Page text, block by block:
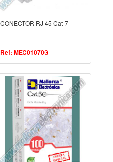
CONECTOR RJ-45 Cat-7
Ref: MEC01070G